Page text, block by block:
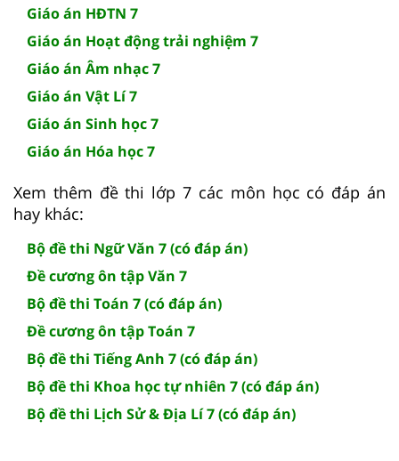
Giáo án HĐTN 7
Giáo án Hoạt động trải nghiệm 7
Giáo án Âm nhạc 7
Giáo án Vật Lí 7
Giáo án Sinh học 7
Giáo án Hóa học 7
Xem thêm đề thi lớp 7 các môn học có đáp án
hay khác:
Bộ đề thi Ngữ Văn 7 (có đáp án)
Đề cương ôn tập Văn 7
Bộ đề thi Toán 7 (có đáp án)
Đề cương ôn tập Toán 7
Bộ đề thi Tiếng Anh 7 (có đáp án)
Bộ đề thi Khoa học tự nhiên 7 (có đáp án)
Bộ đề thi Lịch Sử & Địa Lí 7 (có đáp án)